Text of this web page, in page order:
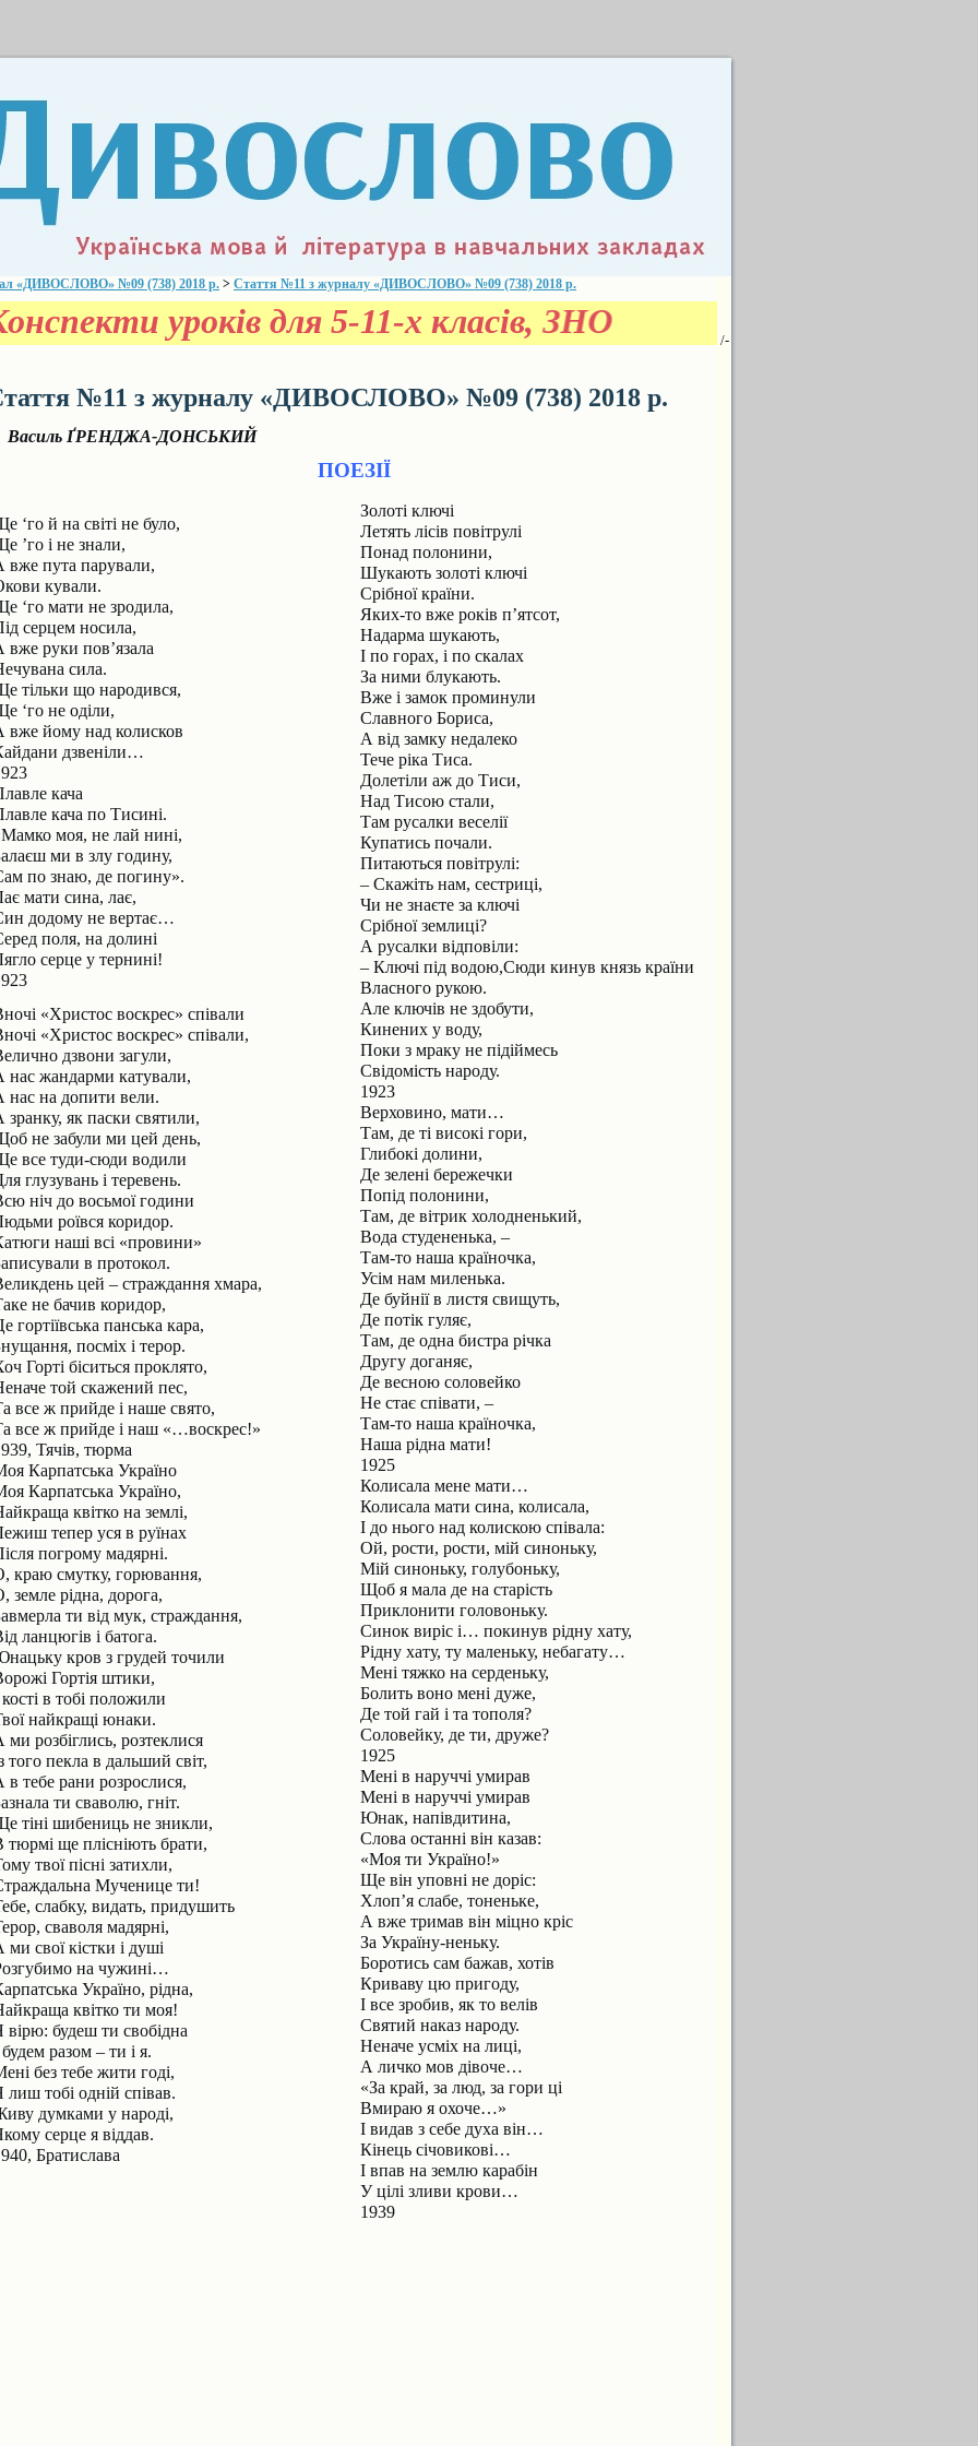
«ДИВОСЛОВО» №09 (738) 2018 р. > Стаття №11 з журналу «ДИВОСЛОВО» №09 (738) 2018 р.
Конспекти уроків для 5-11-х класів, ЗНО /-
№11 з журналу «ДИВОСЛОВО» №09 (738) 2018 р.
Василь ҐРЕНДЖА-ДОНСЬКИЙ
ПОЕЗІЇ
‘го й на світі не було,
’го і не знали,
вже пута парували,
кували.
‘го мати не зродила,
серцем носила,
вже руки пов’язала
сила.
тільки що народився,
‘го не оділи,
вже йому над колисков
дзвеніли…
кача
кача по Тисині.
моя, не лай нині,
ми в злу годину,
по знаю, де погину».
мати сина, лає,
додому не вертає…
поля, на долині
серце у тернині!
«Христос воскрес» співали
«Христос воскрес» співали,
дзвони загули,
нас жандарми катували,
нас на допити вели.
зранку, як паски святили,
не забули ми цей день,
все туди-сюди водили
глузувань і теревень.
ніч до восьмої години
роївся коридор.
наші всі «провини»
в протокол.
цей – страждання хмара,
не бачив коридор,
гортіївська панська кара,
посміх і терор.
Горті біситься проклято,
той скажений пес,
все ж прийде і наше свято,
все ж прийде і наш «…воскрес!»
Тячів, тюрма
Карпатська Україно
Карпатська Україно,
квітко на землі,
тепер уся в руїнах
погрому мадярні.
краю смутку, горювання,
земле рідна, дорога,
ти від мук, страждання,
ланцюгів і батога.
кров з грудей точили
Гортія штики,
кості в тобі положили
найкращі юнаки.
ми розбіглись, розтеклися
того пекла в дальший світ,
в тебе рани розрослися,
ти сваволю, гніт.
тіні шибениць не зникли,
тюрмі ще плісніють брати,
твої пісні затихли,
Мученице ти!
слабку, видать, придушить
сваволя мадярні,
ми свої кістки і душі
на чужині…
Україно, рідна,
квітко ти моя!
вірю: будеш ти свобідна
будем разом – ти і я.
без тебе жити годі,
лиш тобі одній співав.
думками у народі,
серце я віддав.
Братислава
Золоті ключі
Летять лісів повітрулі
Понад полонини,
Шукають золоті ключі
Срібної країни.
Яких-то вже років п’ятсот,
Надарма шукають,
І по горах, і по скалах
За ними блукають.
Вже і замок проминули
Славного Бориса,
А від замку недалеко
Тече ріка Тиса.
Долетіли аж до Тиси,
Над Тисою стали,
Там русалки веселії
Купатись почали.
Питаються повітрулі:
– Скажіть нам, сестриці,
Чи не знаєте за ключі
Срібної землиці?
А русалки відповіли:
– Ключі під водою,Сюди кинув князь країни
Власного рукою.
Але ключів не здобути,
Кинених у воду,
Поки з мраку не підіймесь
Свідомість народу.
1923
Верховино, мати…
Там, де ті високі гори,
Глибокі долини,
Де зелені бережечки
Попід полонини,
Там, де вітрик холодненький,
Вода студененька, –
Там-то наша країночка,
Усім нам миленька.
Де буйнії в листя свищуть,
Де потік гуляє,
Там, де одна бистра річка
Другу доганяє,
Де весною соловейко
Не стає співати, –
Там-то наша країночка,
Наша рідна мати!
1925
Колисала мене мати…
Колисала мати сина, колисала,
І до нього над колискою співала:
Ой, рости, рости, мій синоньку,
Мій синоньку, голубоньку,
Щоб я мала де на старість
Приклонити головоньку.
Синок виріс і… покинув рідну хату,
Рідну хату, ту маленьку, небагату…
Мені тяжко на серденьку,
Болить воно мені дуже,
Де той гай і та тополя?
Соловейку, де ти, друже?
1925
Мені в наруччі умирав
Мені в наруччі умирав
Юнак, напівдитина,
Слова останні він казав:
«Моя ти Україно!»
Ще він уповні не доріс:
Хлоп’я слабе, тоненьке,
А вже тримав він міцно кріс
За Україну-неньку.
Боротись сам бажав, хотів
Криваву цю пригоду,
І все зробив, як то велів
Святий наказ народу.
Неначе усміх на лиці,
А личко мов дівоче…
«За край, за люд, за гори ці
Вмираю я охоче…»
І видав з себе духа він…
Кінець січовикові…
І впав на землю карабін
У цілі зливи крови…
1939